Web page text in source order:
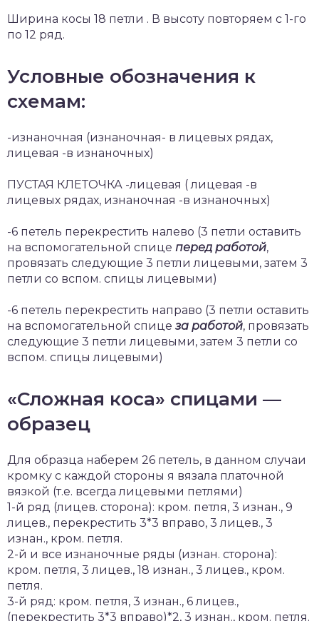
Ширина косы 18 петли . В высоту повторяем с 1-го
по 12 ряд.
Условные обозначения к
схемам:
-изнаночная (изнаночная- в лицевых рядах,
лицевая -в изнаночных)
ПУСТАЯ КЛЕТОЧКА -лицевая ( лицевая -в
лицевых рядах, изнаночная -в изнаночных)
-6 петель перекрестить налево (3 петли оставить
на вспомогательной спице перед работой,
провязать следующие 3 петли лицевыми, затем 3
петли со вспом. спицы лицевыми)
-6 петель перекрестить направо (3 петли оставить
на вспомогательной спице за работой, провязать
следующие 3 петли лицевыми, затем 3 петли со
вспом. спицы лицевыми)
«Сложная коса» спицами —
образец
Для образца наберем 26 петель, в данном случаи
кромку с каждой стороны я вязала платочной
вязкой (т.е. всегда лицевыми петлями)
1-й ряд (лицев. сторона): кром. петля, 3 изнан., 9
лицев., перекрестить 3*3 вправо, 3 лицев., 3
изнан., кром. петля.
2-й и все изнаночные ряды (изнан. сторона):
кром. петля, 3 лицев., 18 изнан., 3 лицев., кром.
петля.
3-й ряд: кром. петля, 3 изнан., 6 лицев.,
(перекрестить 3*3 вправо)*2, 3 изнан., кром. петля.